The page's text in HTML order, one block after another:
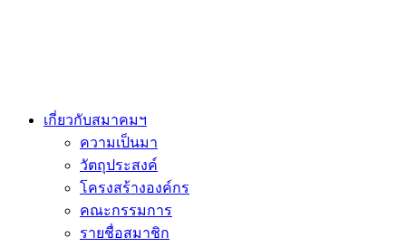
เกี่ยวกับสมาคมฯ
ความเป็นมา
วัตถุประสงค์
โครงสร้างองค์กร
คณะกรรมการ
รายชื่อสมาชิก